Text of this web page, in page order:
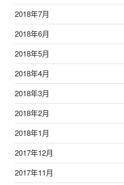
2018年7月
2018年6月
2018年5月
2018年4月
2018年3月
2018年2月
2018年1月
2017年12月
2017年11月